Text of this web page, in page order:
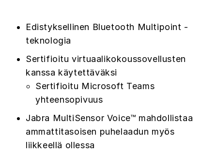
Edistyksellinen Bluetooth Multipoint -
teknologia
Sertifioitu virtuaalikokoussovellusten
kanssa käytettäväksi
Sertifioitu Microsoft Teams
yhteensopivuus
Jabra MultiSensor Voice™ mahdollistaa
ammattitasoisen puhelaadun myös
liikkeellä ollessa